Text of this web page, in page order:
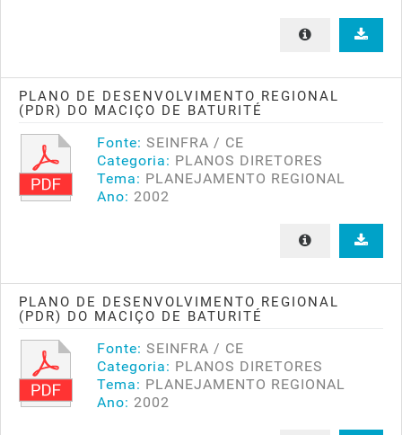
PLANO DE DESENVOLVIMENTO REGIONAL
(PDR) DO MACIÇO DE BATURITÉ
Fonte: SEINFRA / CE
Categoria: PLANOS DIRETORES
Tema: PLANEJAMENTO REGIONAL
Ano: 2002
PLANO DE DESENVOLVIMENTO REGIONAL
(PDR) DO MACIÇO DE BATURITÉ
Fonte: SEINFRA / CE
Categoria: PLANOS DIRETORES
Tema: PLANEJAMENTO REGIONAL
Ano: 2002